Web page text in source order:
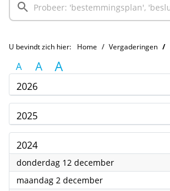
U bevindt zich hier: Home Vergaderingen
A A A
2026
2025
2024
donderdag 12 december2024
maandag 2 december2024